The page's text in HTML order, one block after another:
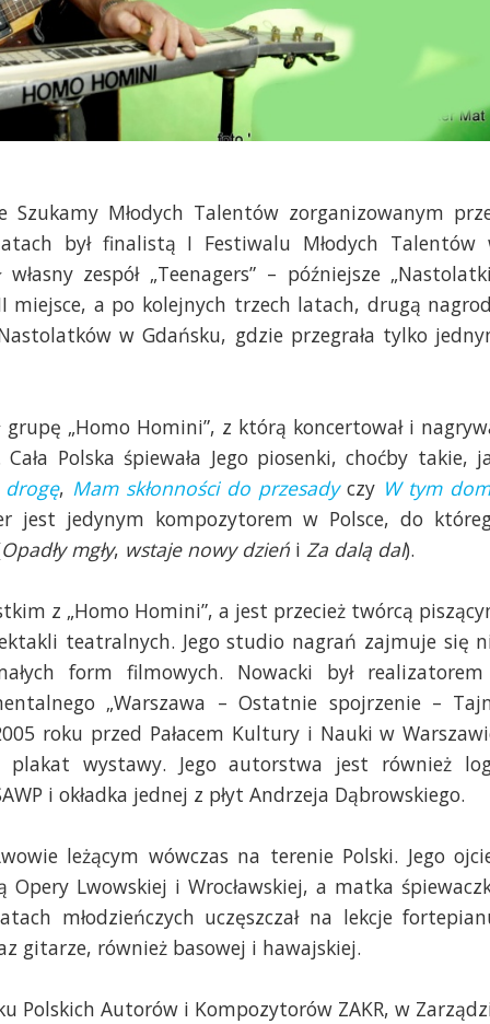
Młodych Talentów zorganizowanym
był finalistą I Festiwalu Młodych Talentów
zespół „Teenagers” – późniejsze
miejsce, a po kolejnych trzech latach, drugą
w Gdańsku, gdzie przegrała tylko
grupę „Homo Homini”, z którą koncertował i
Polska śpiewała Jego piosenki, choćby takie,
drogę, Mam skłonności do przesadyczy W tym
jest jedynym kompozytorem w Polsce, do
Opadły mgły, wstaje nowy dzień i Za dalą dal).
z „Homo Homini”, a jest przecież twórcą
teatralnych. Jego studio nagrań zajmuje się
form filmowych. Nowacki był
„Warszawa – Ostatnie spojrzenie –
roku przed Pałacem Kultury i Nauki w
plakat wystawy. Jego autorstwa jest również
i okładka jednej z płyt Andrzeja Dąbrowskiego.
leżącym wówczas na terenie Polski. Jego
Lwowskiej i Wrocławskiej, a matka
młodzieńczych uczęszczał na lekcje
gitarze, również basowej i hawajskiej.
Polskich Autorów i Kompozytorów ZAKR, w